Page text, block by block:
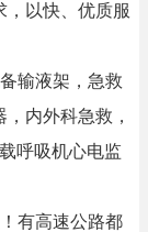
，以快、优质服
输液架，急救
内外科急救，
呼吸机心电监
有高速公路都